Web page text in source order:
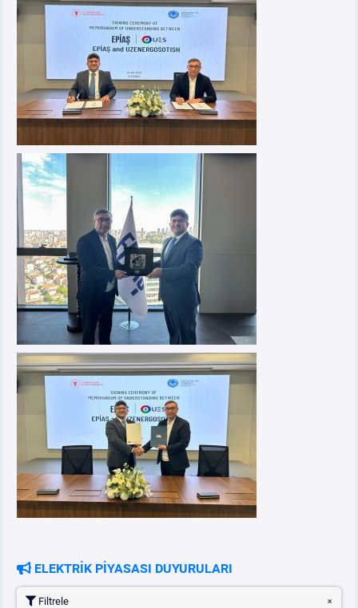
ELEKTRİK PİYASASI DUYURULARI
Filtrele